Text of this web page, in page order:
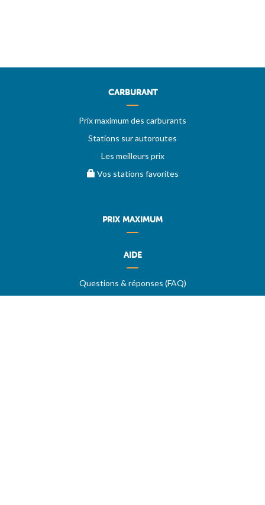
CARBURANT
Prix maximum des carburants
Stations sur autoroutes
Les meilleurs prix
Vos stations favorites
PRIX MAXIMUM
AIDE
Questions & réponses (FAQ)